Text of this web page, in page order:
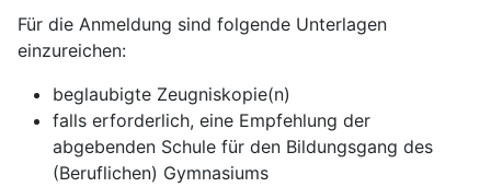
Für die Anmeldung sind folgende Unterlagen
einzureichen:
beglaubigte Zeugniskopie(n)
falls erforderlich, eine Empfehlung der
abgebenden Schule für den Bildungsgang des
(Beruflichen) Gymnasiums